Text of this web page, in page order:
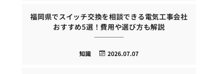
福岡県でスイッチ交換を相談できる電気工事会社
おすすめ5選！費用や選び方も解説
2026.07.07
知識